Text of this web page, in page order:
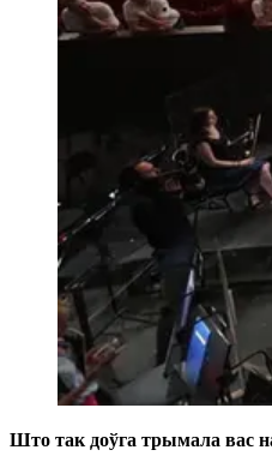
Што так доўга трымала вас